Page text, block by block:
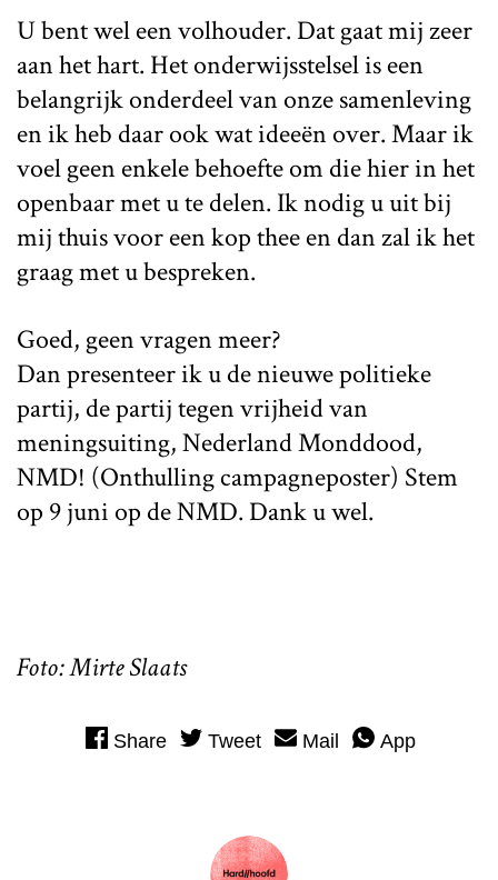
U bent wel een volhouder. Dat gaat mij zeer
aan het hart. Het onderwijsstelsel is een
belangrijk onderdeel van onze samenleving
en ik heb daar ook wat ideeën over. Maar ik
voel geen enkele behoefte om die hier in het
openbaar met u te delen. Ik nodig u uit bij
mij thuis voor een kop thee en dan zal ik het
graag met u bespreken.
Goed, geen vragen meer?
Dan presenteer ik u de nieuwe politieke
partij, de partij tegen vrijheid van
meningsuiting, Nederland Monddood,
NMD! (Onthulling campagneposter) Stem
op 9 juni op de NMD. Dank u wel.
Foto: Mirte Slaats
Share Tweet Mail App